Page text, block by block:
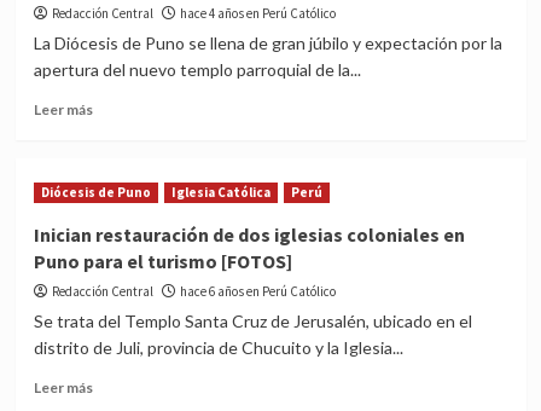
de
Redacción Central hace 4 años en Perú Católico
La Diócesis de Puno se llena de gran júbilo y expectación por la
apertura del nuevo templo parroquial de la...
Leer másRead
Gran
del
templo
Nuestra
Señora
La
Merced
Diócesis de Puno Iglesia Católica Perú
Inician restauración de dos iglesias coloniales en
Puno para el turismo [FOTOS]
Redacción Central hace 6 años en Perú Católico
Se trata del Templo Santa Cruz de Jerusalén, ubicado en el
distrito de Juli, provincia de Chucuito y la Iglesia...
Leer másRead